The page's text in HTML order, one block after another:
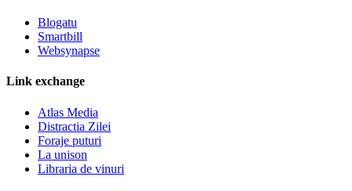
Blogatu
Smartbill
Websynapse
Link exchange
Atlas Media
Distractia Zilei
Foraje puturi
La unison
Libraria de vinuri